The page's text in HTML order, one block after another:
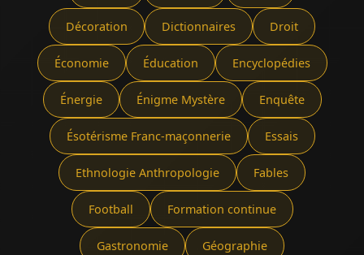
Décoration Dictionnaires Droit
Économie Éducation Encyclopédies
Énergie Énigme Mystère Enquête
Ésotérisme Franc-maçonnerie Essais
Ethnologie Anthropologie Fables
Football Formation continue
Gastronomie Géographie